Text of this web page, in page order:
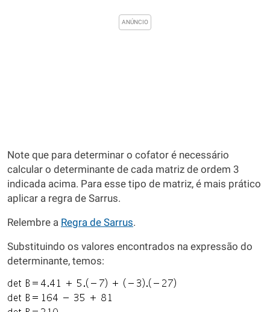
Note que para determinar o cofator é necessário
calcular o determinante de cada matriz de ordem 3
indicada acima. Para esse tipo de matriz, é mais prático
aplicar a regra de Sarrus.
Relembre a Regra de Sarrus.
Substituindo os valores encontrados na expressão do
determinante, temos: